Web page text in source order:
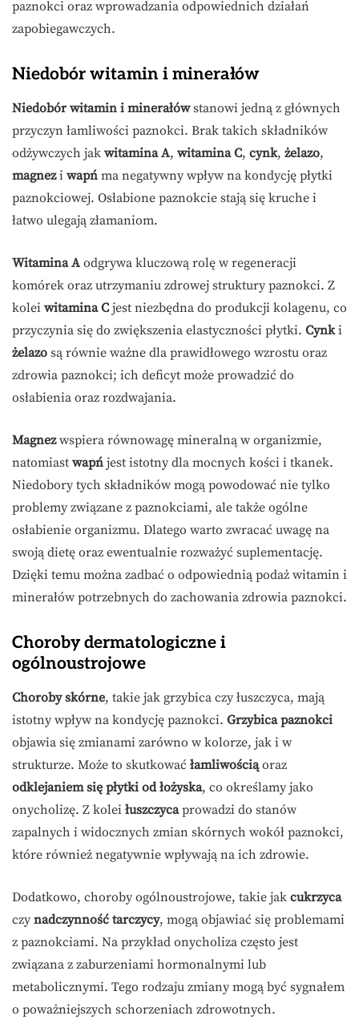
paznokci oraz wprowadzania odpowiednich działań
zapobiegawczych.
Niedobór witamin i minerałów
Niedobór witamin i minerałówstanowi jedną z głównych
przyczyn łamliwości paznokci. Brak takich składników
odżywczych jak witamina A, witamina C, cynk, żelazo,
magnezi wapń ma negatywny wpływ na kondycję płytki
paznokciowej. Osłabione paznokcie stają się kruche i
łatwo ulegają złamaniom.
Witamina A odgrywa kluczową rolę w regeneracji
komórek oraz utrzymaniu zdrowej struktury paznokci. Z
kolei witamina C jest niezbędna do produkcji kolagenu, co
przyczynia się do zwiększenia elastyczności płytki. Cynki
żelazo są równie ważne dla prawidłowego wzrostu oraz
zdrowia paznokci; ich deficyt może prowadzić do
osłabienia oraz rozdwajania.
Magnezwspiera równowagę mineralną w organizmie,
natomiast wapń jest istotny dla mocnych kości i tkanek.
Niedobory tych składników mogą powodować nie tylko
problemy związane z paznokciami, ale także ogólne
osłabienie organizmu. Dlatego warto zwracać uwagę na
swoją dietę oraz ewentualnie rozważyć suplementację.
Dzięki temu można zadbać o odpowiednią podaż witamin i
minerałów potrzebnych do zachowania zdrowia paznokci.
Choroby dermatologiczne i
ogólnoustrojowe
Choroby skórne, takie jak grzybica czy łuszczyca, mają
istotny wpływ na kondycję paznokci. Grzybica paznokci
objawia się zmianami zarówno w kolorze, jak i w
strukturze. Może to skutkować łamliwościąoraz
odklejaniem się płytki od łożyska, co określamy jako
onycholizę. Z kolei łuszczycaprowadzi do stanów
zapalnych i widocznych zmian skórnych wokół paznokci,
które również negatywnie wpływają na ich zdrowie.
Dodatkowo, choroby ogólnoustrojowe, takie jak cukrzyca
czy nadczynność tarczycy, mogą objawiać się problemami
z paznokciami. Na przykład onycholiza często jest
związana z zaburzeniami hormonalnymi lub
metabolicznymi. Tego rodzaju zmiany mogą być sygnałem
o poważniejszych schorzeniach zdrowotnych.